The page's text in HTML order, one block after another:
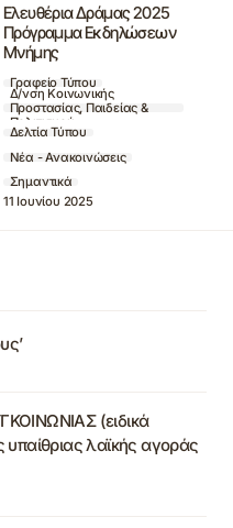
Ελευθέρια Δράμας 2025
Πρόγραμμα Εκδηλώσεων
Μνήμης
Γραφείο Τύπου
Δ/νση Κοινωνικής
Προστασίας, Παιδείας &
Πολιτισμού
Δελτία Τύπου
Νέα - Ανακοινώσεις
Σημαντικά
11 Ιουνίου 2025
(ειδικά
υπαίθριας λαϊκής αγοράς